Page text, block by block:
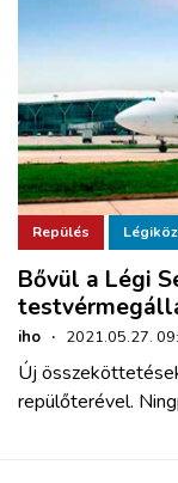
Repülés
Bővül a Légi
iho · 2021.05.27.
Új
repülőterével.